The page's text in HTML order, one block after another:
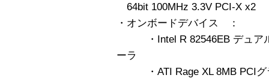
64bit 100MHz 3.3V PCI-X x2
・オンボードデバイス ：
・Intel R 82546EB デュアル
ーラ
・ATI Rage XL 8MB PCIグ